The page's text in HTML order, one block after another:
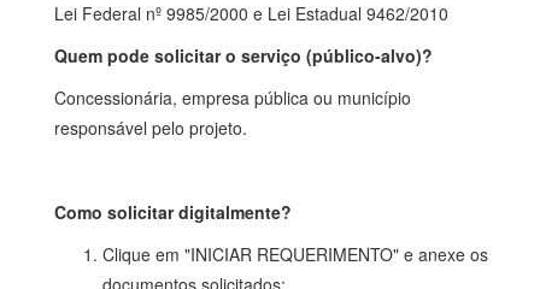
Lei Federal nº 9985/2000 e Lei Estadual 9462/2010
Quem pode solicitar o serviço (público-alvo)?
Concessionária, empresa pública ou município
responsável pelo projeto.
Como solicitar digitalmente?
Clique em "INICIAR REQUERIMENTO" e anexe os
documentos solicitados: